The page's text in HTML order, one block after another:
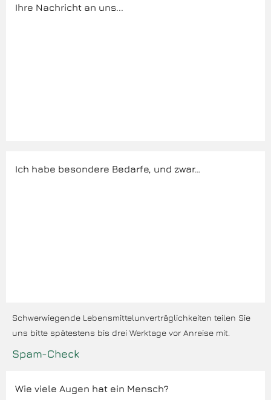
Schwerwiegende Lebensmittelunverträglichkeiten teilen Sie
uns bitte spätestens bis drei Werktage vor Anreise mit.
Spam-Check